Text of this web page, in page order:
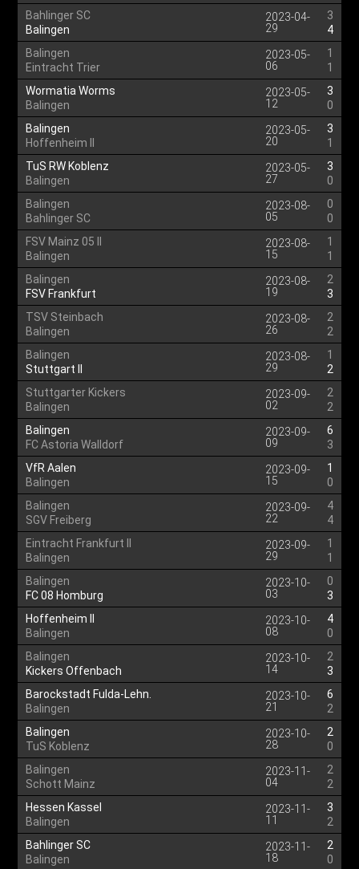
Bahlinger SC
Balingen
2023-04-
29
3
4
Balingen
Eintracht Trier
2023-05-
06
1
1
Wormatia Worms
Balingen
2023-05-
12
3
0
Balingen
Hoffenheim II
2023-05-
20
3
1
TuS RW Koblenz
Balingen
2023-05-
27
3
0
Balingen
Bahlinger SC
2023-08-
05
0
0
FSV Mainz 05 II
Balingen
2023-08-
15
1
1
Balingen
FSV Frankfurt
2023-08-
19
2
3
TSV Steinbach
Balingen
2023-08-
26
2
2
Balingen
Stuttgart II
2023-08-
29
1
2
Stuttgarter Kickers
Balingen
2023-09-
02
2
2
Balingen
FC Astoria Walldorf
2023-09-
09
6
3
VfR Aalen
Balingen
2023-09-
15
1
0
Balingen
SGV Freiberg
2023-09-
22
4
4
Eintracht Frankfurt II
Balingen
2023-09-
29
1
1
Balingen
FC 08 Homburg
2023-10-
03
0
3
Hoffenheim II
Balingen
2023-10-
08
4
0
Balingen
Kickers Offenbach
2023-10-
14
2
3
Barockstadt Fulda-Lehn.
Balingen
2023-10-
21
6
2
Balingen
TuS Koblenz
2023-10-
28
2
0
Balingen
Schott Mainz
2023-11-
04
2
2
Hessen Kassel
Balingen
2023-11-
11
3
2
Bahlinger SC
Balingen
2023-11-
18
2
0